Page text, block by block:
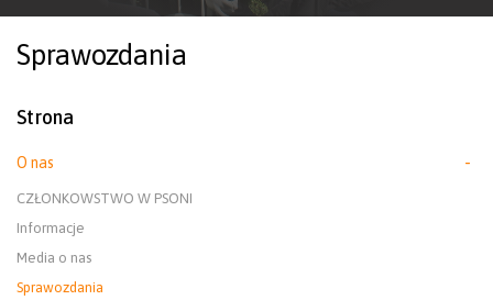
Sprawozdania
Strona
O nas
CZŁONKOWSTWO W PSONI
Informacje
Media o nas
Sprawozdania